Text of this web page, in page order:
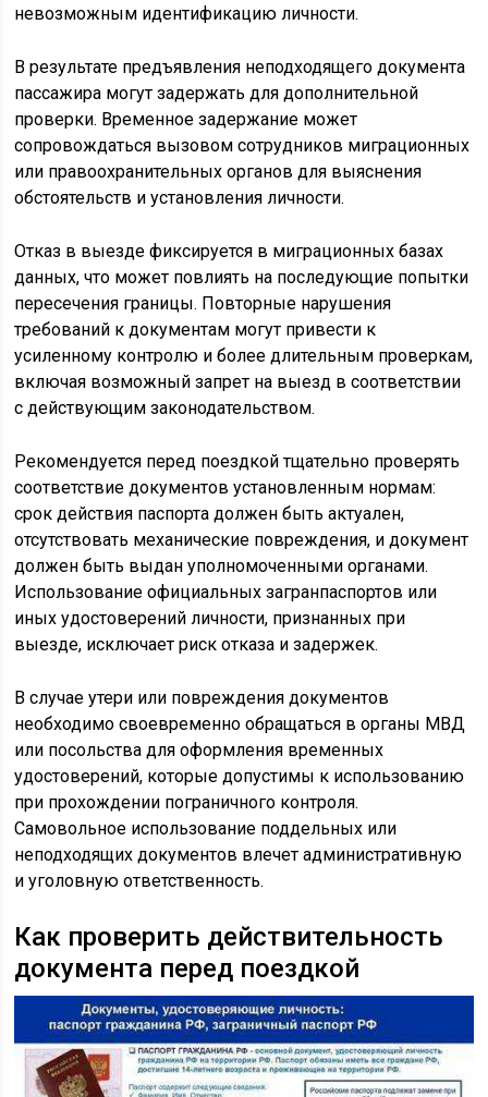
невозможным идентификацию личности.
В результате предъявления неподходящего документа
пассажира могут задержать для дополнительной
проверки. Временное задержание может
сопровождаться вызовом сотрудников миграционных
или правоохранительных органов для выяснения
обстоятельств и установления личности.
Отказ в выезде фиксируется в миграционных базах
данных, что может повлиять на последующие попытки
пересечения границы. Повторные нарушения
требований к документам могут привести к
усиленному контролю и более длительным проверкам,
включая возможный запрет на выезд в соответствии
с действующим законодательством.
Рекомендуется перед поездкой тщательно проверять
соответствие документов установленным нормам:
срок действия паспорта должен быть актуален,
отсутствовать механические повреждения, и документ
должен быть выдан уполномоченными органами.
Использование официальных загранпаспортов или
иных удостоверений личности, признанных при
выезде, исключает риск отказа и задержек.
В случае утери или повреждения документов
необходимо своевременно обращаться в органы МВД
или посольства для оформления временных
удостоверений, которые допустимы к использованию
при прохождении пограничного контроля.
Самовольное использование поддельных или
неподходящих документов влечет административную
и уголовную ответственность.
Как проверить действительность
документа перед поездкой